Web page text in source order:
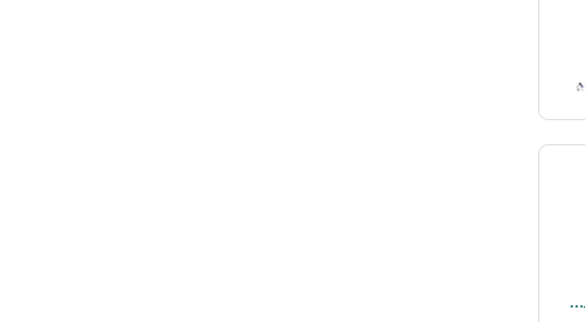
ريسيل | للبيع شقة 160م في Zed West – أقل مقدم وأفضل توتال في الماركت مرحلة Village Views